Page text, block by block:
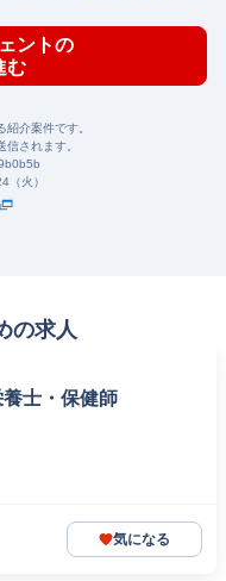
ントの
む
介案件です。
されます。
（火）
の求人
養士・保健師
気になる